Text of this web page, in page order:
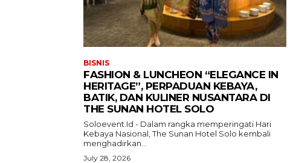
BISNIS
FASHION & LUNCHEON “ELEGANCE IN
HERITAGE”, PERPADUAN KEBAYA,
BATIK, DAN KULINER NUSANTARA DI
THE SUNAN HOTEL SOLO
Soloevent.Id - Dalam rangka memperingati Hari
Kebaya Nasional, The Sunan Hotel Solo kembali
menghadirkan...
July 28, 2026